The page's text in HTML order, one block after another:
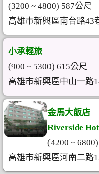
(3200 ~ 4800) 587公尺
高雄市新興區南台路43
小承輕旅
(900 ~ 5300) 615公尺
高雄市新興區中山一路
金馬大飯店
Riverside
(4200 ~
高雄市新興區河南二路